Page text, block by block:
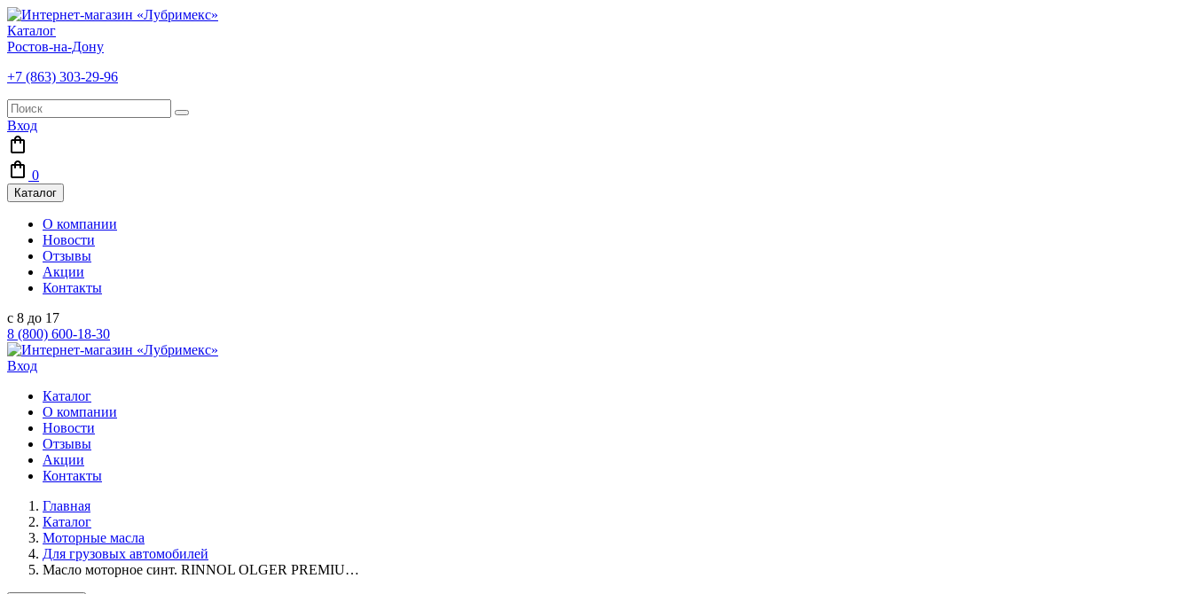
Каталог
Ростов-на-Дону
+7 (863) 303-29-96
Вход
0
Каталог
О компании
Новости
Отзывы
Акции
Контакты
с 8 до 17
8 (800) 600-18-30
Вход
Каталог
О компании
Новости
Отзывы
Акции
Контакты
Главная
Каталог
Моторные масла
Для грузовых автомобилей
Масло моторное синт. RINNOL OLGER PREMIU…